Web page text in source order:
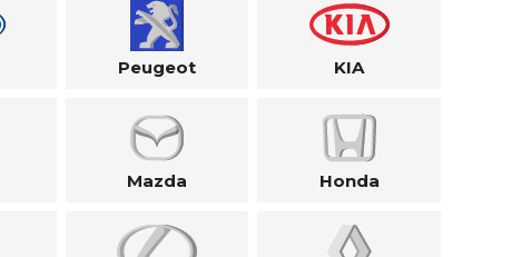
Peugeot KIA
Mazda Honda